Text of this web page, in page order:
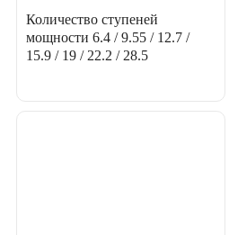
Количество ступеней
мощности 6.4 / 9.55 / 12.7 /
15.9 / 19 / 22.2 / 28.5